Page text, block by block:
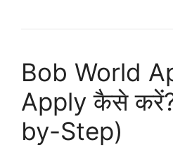
Bob World
Apply कैसे
by-Step)